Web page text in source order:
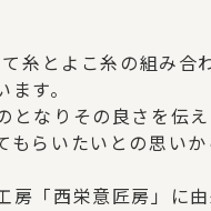
糸とよこ糸の組み
す。
なりその良さを伝
もらいたいとの思い
「西栄意匠房」に由